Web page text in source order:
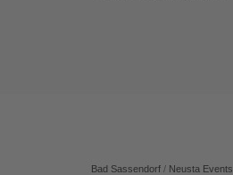
Bad Sassendorf / Neusta Events